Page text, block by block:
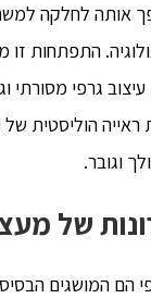
אותה לחלקה
התפתחות
גרפי מסורתי
הוליסטית של
וגובר.
של
הם המושגים